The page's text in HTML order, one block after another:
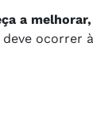
a
deve ocorrer